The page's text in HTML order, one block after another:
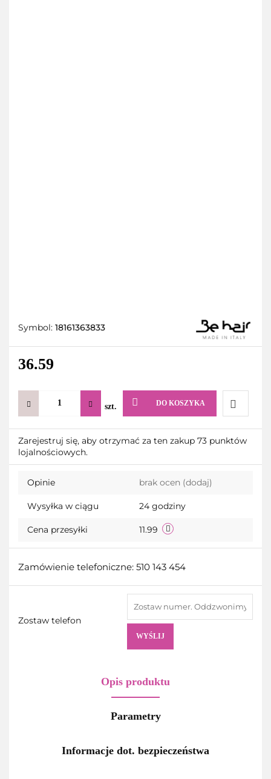
Symbol: 18161363833
36.59
szt. DO KOSZYKA
Do
Zarejestruj się, aby otrzymać za ten zakup 73 punktów
lojalnościowych.
Opinie brak ocen (dodaj)
Wysyłka w ciągu 24 godziny
Cena przesyłki 11.99
Zamówienie telefoniczne: 510 143 454
Zostaw telefon
WYŚLIJ
Opis produktu
Parametry
Informacje dot. bezpieczeństwa